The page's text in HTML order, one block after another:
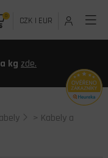
0 CZK| EUR
kg zde.
> Kabely a